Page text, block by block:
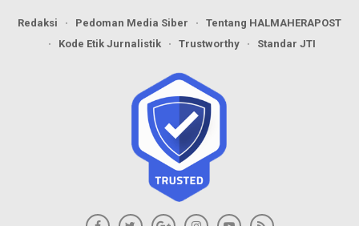
Redaksi Pedoman Media Siber
Tentang HALMAHERAPOST
Kode Etik Jurnalistik
Trustworthy Standar JTI